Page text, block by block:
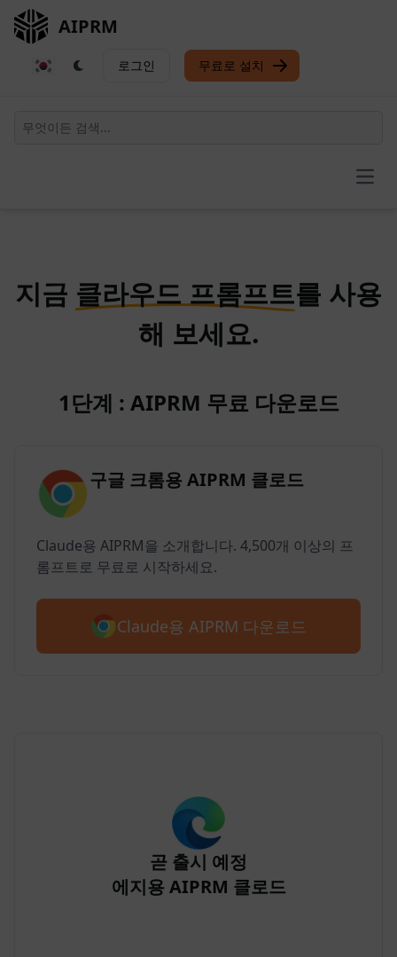
AIPRM
로그인 무료로 설치
지금 클라우드 프롬프트를 사용
해 보세요.
1단계 : AIPRM 무료 다운로드
구글 크롬용 AIPRM 클로드
Claude용 AIPRM을 소개합니다. 4,500개 이상의 프
롬프트로 무료로 시작하세요.
Claude용 AIPRM 다운로드
곧 출시 예정
에지용 AIPRM 클로드